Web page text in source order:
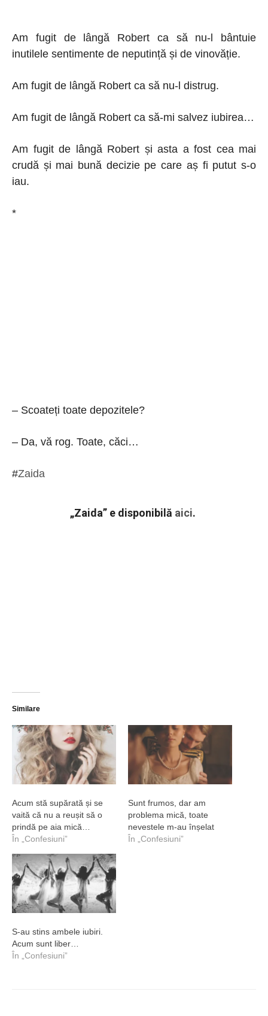
Am fugit de lângă Robert ca să nu-l bântuie
inutilele sentimente de neputință și de vinovăție.
Am fugit de lângă Robert ca să nu-l distrug.
Am fugit de lângă Robert ca să-mi salvez iubirea…
Am fugit de lângă Robert și asta a fost cea mai
crudă și mai bună decizie pe care aș fi putut s-o
iau.
*
– Scoateți toate depozitele?
– Da, vă rog. Toate, căci…
#Zaida
„Zaida” e disponibilă aici.
Similare
Acum stă supărată și se
vaită că nu a reușit să o
prindă pe aia mică…
În „Confesiuni”
Sunt frumos, dar am
problema mică, toate
nevestele m-au înșelat
În „Confesiuni”
S-au stins ambele iubiri.
Acum sunt liber…
În „Confesiuni”